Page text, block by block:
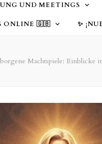
UND MEETINGS
ONLINE 🇬🇧 ✨
Machtspiele: Einblicke